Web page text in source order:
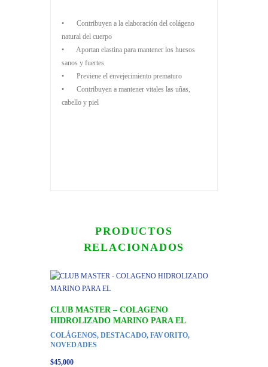
• Contribuyen a la elaboración del colágeno
natural del cuerpo
• Aportan elastina para mantener los huesos
sanos y fuertes
• Previene el envejecimiento prematuro
• Contribuyen a mantener vitales las uñas,
cabello y piel
PRODUCTOS
RELACIONADOS
CLUB MASTER – COLAGENO
HIDROLIZADO MARINO PARA EL
COLÁGENOS,DESTACADO,FAVORITO,
NOVEDADES
$45,000